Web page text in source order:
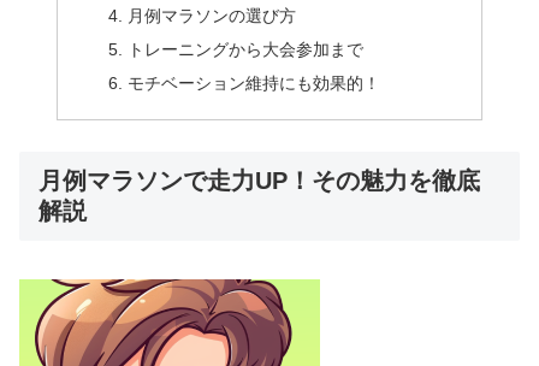
月例マラソンの選び方
トレーニングから大会参加まで
モチベーション維持にも効果的！
月例マラソンで走力UP！その魅力を徹底
解説